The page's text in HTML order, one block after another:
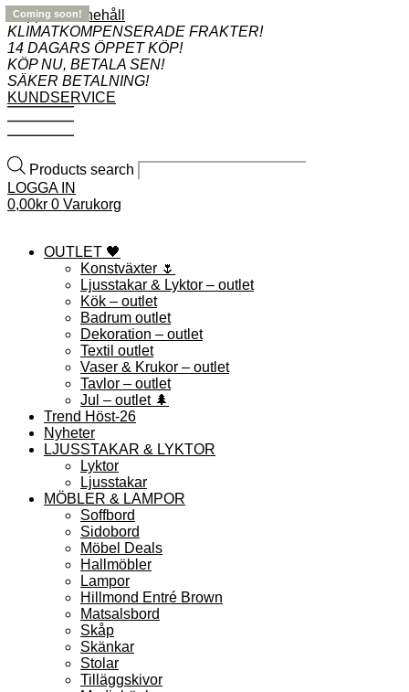
Hoppa till innehåll
KLIMATKOMPENSERADE FRAKTER!
14 DAGARS ÖPPET KÖP!
KÖP NU, BETALA SEN!
SÄKER BETALNING!
KUNDSERVICE
Products search
LOGGA IN
0,00kr 0 Varukorg
OUTLET 🖤
Konstväxter 🌷
Ljusstakar & Lyktor – outlet
Kök – outlet
Badrum outlet
Dekoration – outlet
Textil outlet
Vaser & Krukor – outlet
Tavlor – outlet
Jul – outlet 🌲
Trend Höst-26
Nyheter
LJUSSTAKAR & LYKTOR
Lyktor
Ljusstakar
MÖBLER & LAMPOR
Soffbord
Sidobord
Möbel Deals
Hallmöbler
Lampor
Hillmond Entré Brown
Matsalsbord
Skåp
Skänkar
Stolar
Tilläggskivor
Coming soon!
Coming soon!
Coming soon!